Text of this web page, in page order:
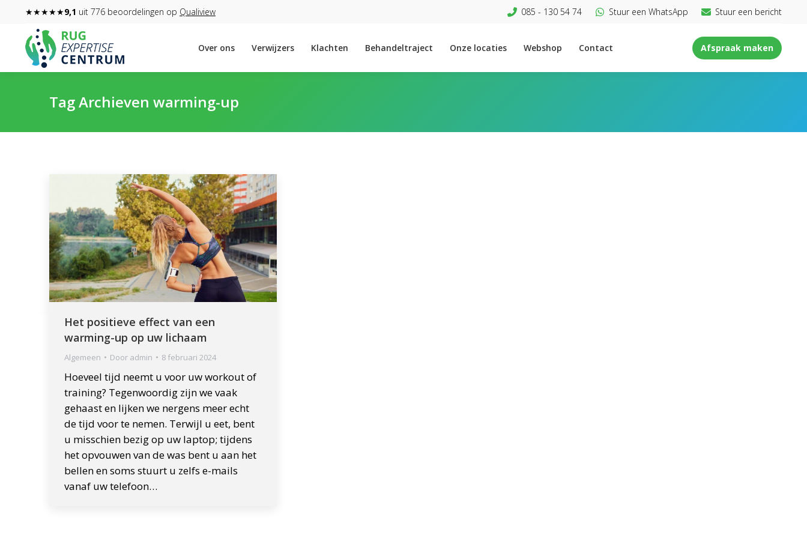
★★★★★9,1 uit 776 beoordelingen op Qualiview 085 - 130 54 74 Stuur een WhatsApp Stuur een bericht
Over ons Verwijzers Klachten Behandeltraject Onze locaties Webshop Contact Afspraak maken
Tag Archieven warming-up
Het positieve effect van een
warming-up op uw lichaam
Algemeen Door admin 8 februari 2024
Hoeveel tijd neemt u voor uw workout of
training? Tegenwoordig zijn we vaak
gehaast en lijken we nergens meer echt
de tijd voor te nemen. Terwijl u eet, bent
u misschien bezig op uw laptop; tijdens
het opvouwen van de was bent u aan het
bellen en soms stuurt u zelfs e-mails
vanaf uw telefoon…